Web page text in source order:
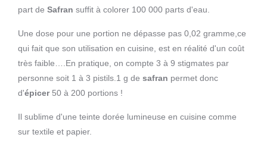
part de Safran suffit à colorer 100 000 parts d'eau.
Une dose pour une portion ne dépasse pas 0,02 gramme,ce
qui fait que son utilisation en cuisine, est en réalité d'un coût
très faible….En pratique, on compte 3 à 9 stigmates par
personne soit 1 à 3 pistils.1 g de safran permet donc
d'épicer50 à 200 portions !
Il sublime d'une teinte dorée lumineuse en cuisine comme
sur textile et papier.